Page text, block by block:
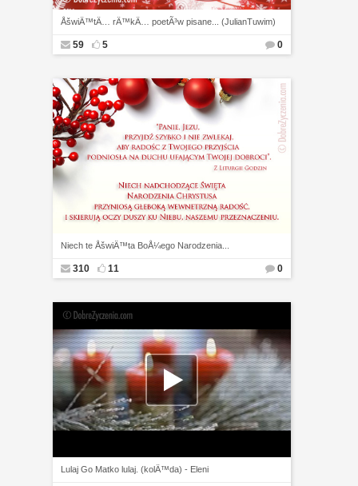
ÅšwiÄ™tÄ… rÄ™kÄ… poetÃ³w pisane... (JulianTuwim)
59 5 0
Niech te ÅšwiÄ™ta BoÅ¼ego Narodzenia...
310 11 0
Lulaj Go Matko lulaj. (kolÄ™da) - Eleni